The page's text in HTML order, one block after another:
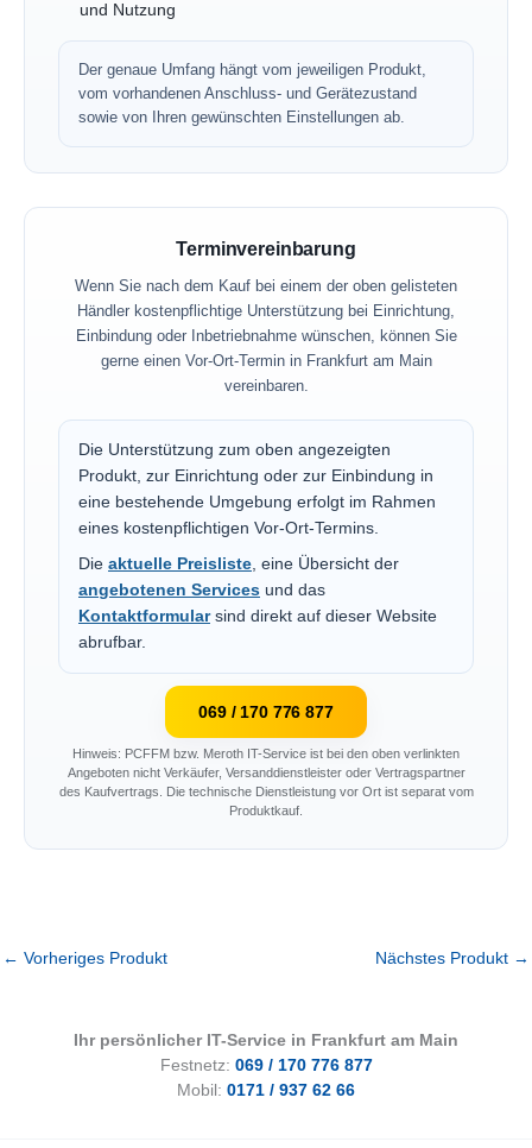
und Nutzung
Der genaue Umfang hängt vom jeweiligen Produkt,
vom vorhandenen Anschluss- und Gerätezustand
sowie von Ihren gewünschten Einstellungen ab.
Terminvereinbarung
Wenn Sie nach dem Kauf bei einem der oben gelisteten
Händler kostenpflichtige Unterstützung bei Einrichtung,
Einbindung oder Inbetriebnahme wünschen, können Sie
gerne einen Vor-Ort-Termin in Frankfurt am Main
vereinbaren.
Die Unterstützung zum oben angezeigten
Produkt, zur Einrichtung oder zur Einbindung in
eine bestehende Umgebung erfolgt im Rahmen
eines kostenpflichtigen Vor-Ort-Termins.
Die aktuelle Preisliste, eine Übersicht der
angebotenen Services und das
Kontaktformularsind direkt auf dieser Website
abrufbar.
069 / 170 776 877
Hinweis: PCFFM bzw. Meroth IT-Service ist bei den oben verlinkten
Angeboten nicht Verkäufer, Versanddienstleister oder Vertragspartner
des Kaufvertrags. Die technische Dienstleistung vor Ort ist separat vom
Produktkauf.
← Vorheriges Produkt Nächstes Produkt →
Ihr persönlicher IT-Service in Frankfurt am Main
Festnetz: 069 / 170 776 877
Mobil: 0171 / 937 62 66